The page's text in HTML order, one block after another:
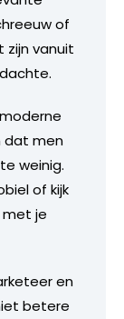
of
zijn vanuit
dat men
weinig.
of kijk
met je
en
betere